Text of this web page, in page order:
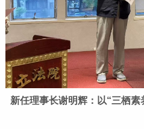
新任理事长谢明辉：以“三栖素